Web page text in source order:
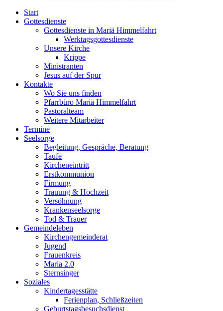
Start
Gottesdienste
Gottesdienste in Mariä Himmelfahrt
Werktagsgottesdienste
Unsere Kirche
Krippe
Ministranten
Jesus auf der Spur
Kontakte
Wo Sie uns finden
Pfarrbüro Mariä Himmelfahrt
Pastoralteam
Weitere Mitarbeiter
Termine
Seelsorge
Begleitung, Gespräche, Beratung
Taufe
Kircheneintritt
Erstkommunion
Firmung
Trauung & Hochzeit
Versöhnung
Krankenseelsorge
Tod & Trauer
Gemeindeleben
Kirchengemeinderat
Jugend
Frauenkreis
Maria 2.0
Sternsinger
Soziales
Kindertagesstätte
Ferienplan, Schließzeiten
Geburtstagsbesuchsdienst